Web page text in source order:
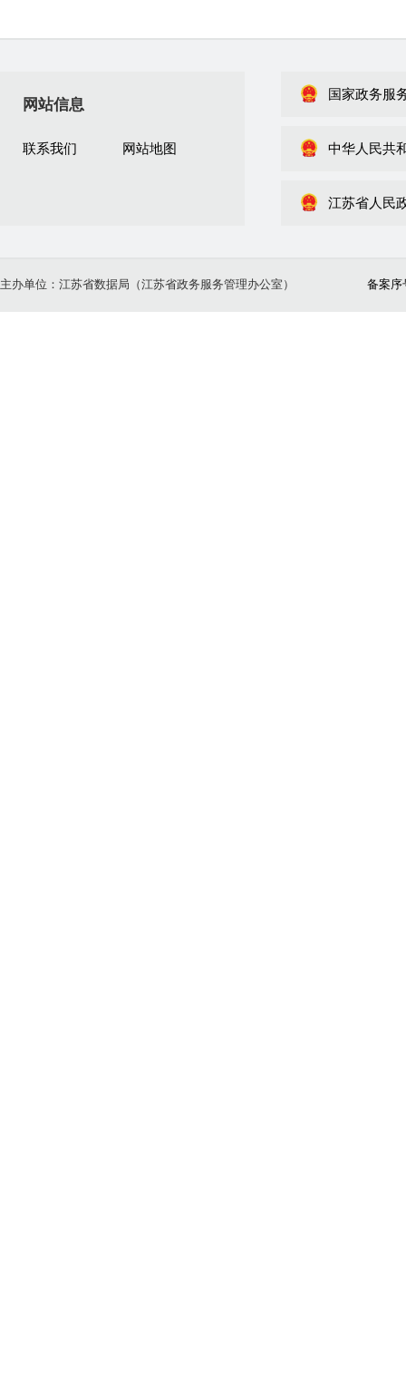
网站信息
联系我们 网站地图
国家政务服
中华人民共
江苏省人民
主办单位：江苏省数据局（江苏省政务服务管理办公室） 备案序